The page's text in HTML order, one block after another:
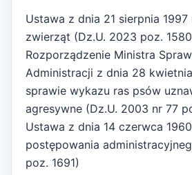
Ustawa z dnia 21 sierpnia
zwierząt (Dz.U. 2023 poz.
Rozporządzenie Ministra
Administracji z dnia 28
sprawie wykazu ras psów
agresywne (Dz.U. 2003 nr 77
Ustawa z dnia 14 czerwca
postępowania
poz. 1691)